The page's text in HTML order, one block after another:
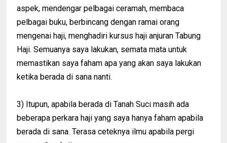
aspek, mendengar pelbagai ceramah, membaca
pelbagai buku, berbincang dengan ramai orang
mengenai haji, menghadiri kursus haji anjuran Tabung
Haji. Semuanya saya lakukan, semata mata untuk
memastikan saya faham apa yang akan saya lakukan
ketika berada di sana nanti.
3) Itupun, apabila berada di Tanah Suci masih ada
beberapa perkara haji yang saya hanya faham apabila
berada di sana. Terasa ceteknya ilmu apabila pergi